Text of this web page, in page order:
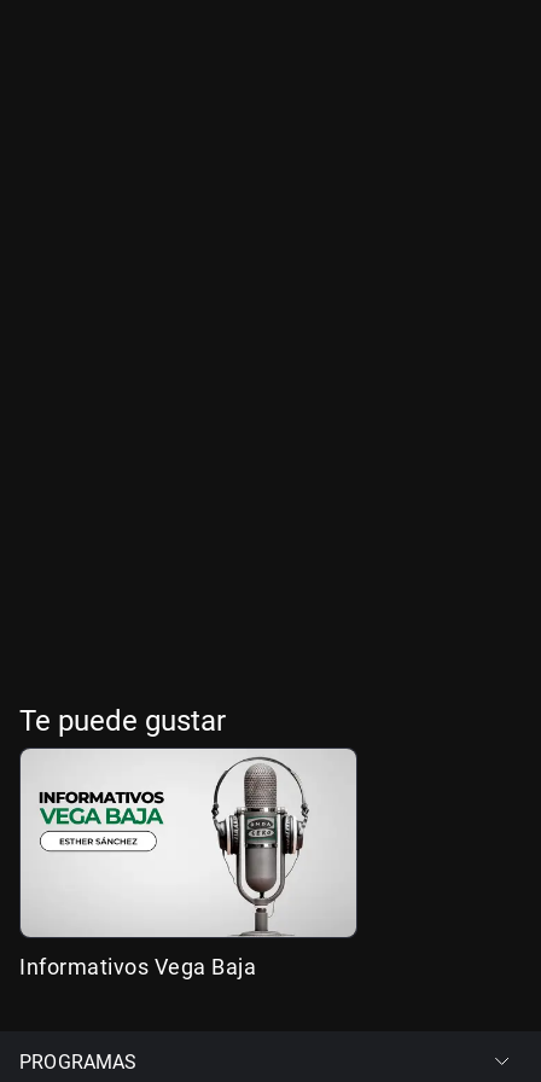
Te puede gustar
Informativos Vega Baja
PROGRAMAS